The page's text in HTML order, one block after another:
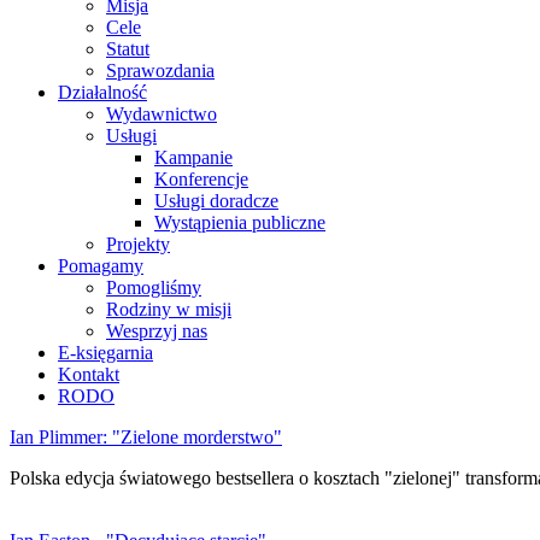
Misja
Cele
Statut
Sprawozdania
Działalność
Wydawnictwo
Usługi
Kampanie
Konferencje
Usługi doradcze
Wystąpienia publiczne
Projekty
Pomagamy
Pomogliśmy
Rodziny w misji
Wesprzyj nas
E-księgarnia
Kontakt
RODO
Ian Plimmer: "Zielone morderstwo"
Polska edycja światowego bestsellera o kosztach "zielonej"